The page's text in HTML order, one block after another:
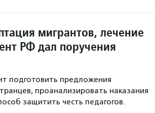
мигрантов, лечение
РФ дал поручения
подготовить предложения
проанализировать наказания
защитить честь педагогов.